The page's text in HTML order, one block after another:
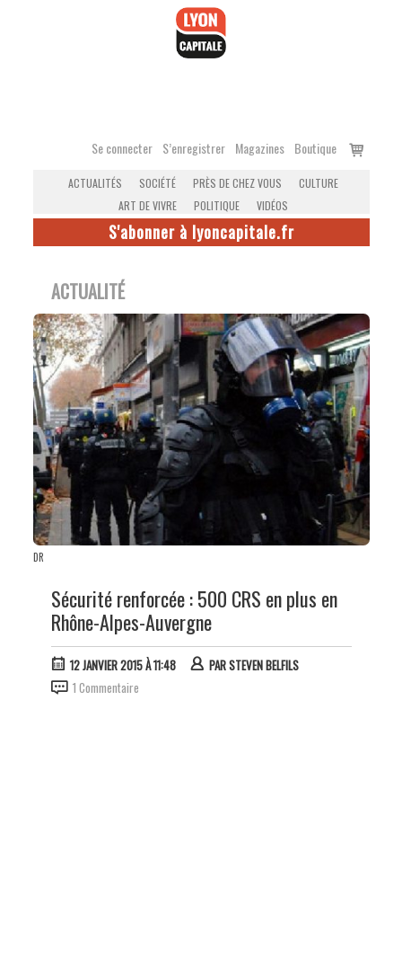
Se connecter S’enregistrer Magazines Boutique
Voir
ACTUALITÉS SOCIÉTÉ PRÈS DE CHEZ VOUS
CULTURE
ART DE VIVRE
POLITIQUE VIDÉOS
S'abonner à lyoncapitale.fr
ACTUALITÉ
DR
Sécurité renforcée : 500 CRS en plus en
Rhône-Alpes-Auvergne
12 JANVIER 2015 À 11:48 PARSTEVEN BELFILS
1 Commentaire